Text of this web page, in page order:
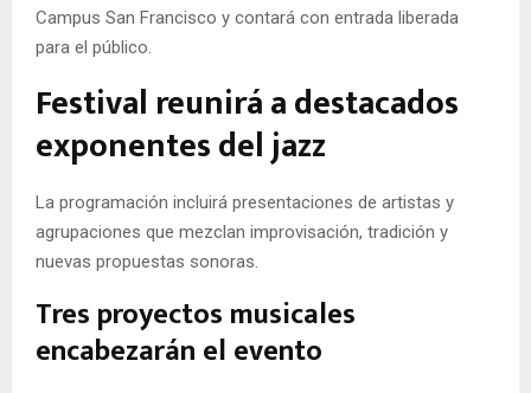
Campus San Francisco y contará con entrada liberada
para el público.
Festival reunirá a destacados
exponentes del jazz
La programación incluirá presentaciones de artistas y
agrupaciones que mezclan improvisación, tradición y
nuevas propuestas sonoras.
Tres proyectos musicales
encabezarán el evento